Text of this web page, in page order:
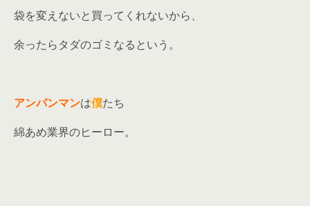
袋を変えないと買ってくれないから、
余ったらタダのゴミなるという。
アンパンマンは僕たち
綿あめ業界のヒーロー。